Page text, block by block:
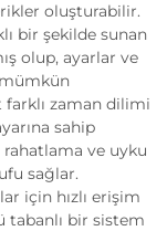
oluşturabilir.
bir şekilde sunan
olup, ayarlar ve
farklı zaman dilimi
sahip
ve uyku
sağlar.
için hızlı erişim
tabanlı bir sistem